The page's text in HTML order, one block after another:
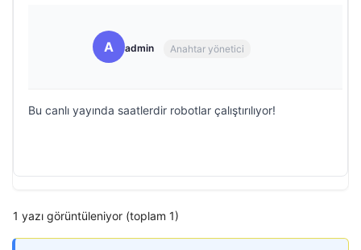
A admin Anahtar yönetici
Bu canlı yayında saatlerdir robotlar çalıştırılıyor!
1 yazı görüntüleniyor (toplam 1)